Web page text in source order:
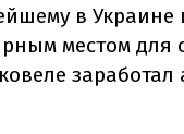
в Украине
местом для